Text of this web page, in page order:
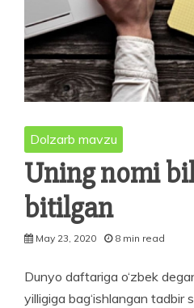
Dolzarb mavzu
Uning nomi
bitilgan
May 23, 2020 8 min read
Dunyo daftariga o‘zbek
yilligiga bag‘ishlangan tadbir